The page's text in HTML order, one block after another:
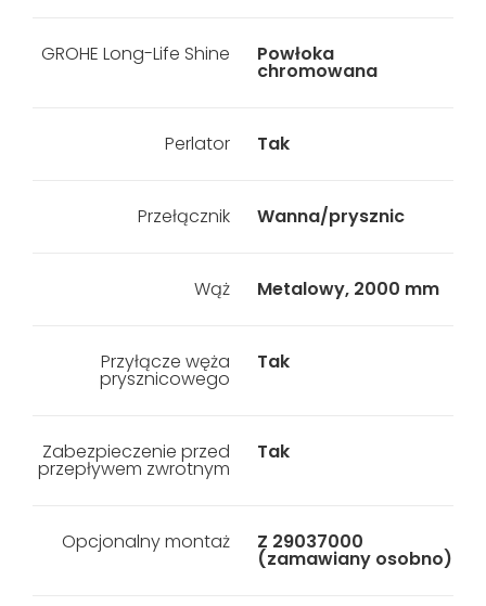
GROHE Long-Life Shine Powłoka
chromowana
Perlator Tak
Przełącznik Wanna/prysznic
Wąż Metalowy, 2000 mm
Przyłącze węża
prysznicowego
Tak
Zabezpieczenie przed
przepływem zwrotnym
Tak
Opcjonalny montaż Z 29037000
(zamawiany osobno)